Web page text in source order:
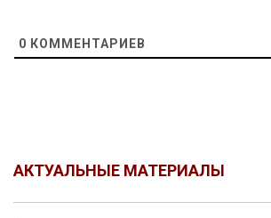
0 КОММЕНТАРИЕВ
АКТУАЛЬНЫЕ МАТЕРИАЛЫ